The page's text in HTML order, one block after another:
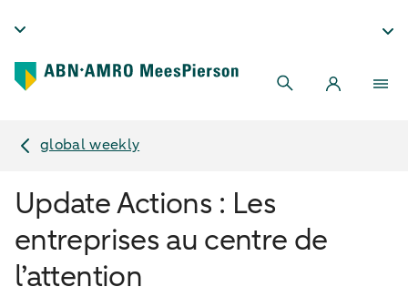
global weekly
Update Actions : Les
entreprises au centre de
l’attention